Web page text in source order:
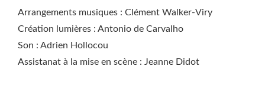
Arrangements musiques : Clément Walker-Viry
Création lumières : Antonio de Carvalho
Son : Adrien Hollocou
Assistanat à la mise en scène : Jeanne Didot